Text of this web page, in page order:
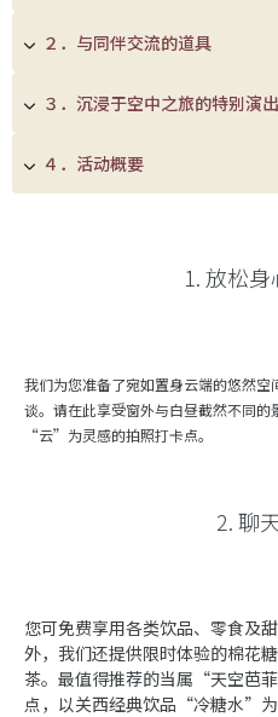
２．与同伴交流的道具
３．沉浸于空中之旅的特别演出
４．活动概要
1. 放松
我们为您准备了宛如置身云端的悠然
谈。请在此享受窗外与白昼截然不同
“云”为灵感的拍照打卡点。
2. 聊
您可免费享用各类饮品、零食及
外，我们还提供限时体验的棉花
茶。最值得推荐的当属“天空
点，以关西经典饮品“冷糖水”